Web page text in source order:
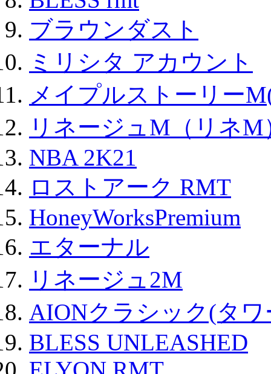
ブラウンダスト
ミリシタ アカウント
メイプルストーリー
リネージュM（リネM
NBA 2K21
ロストアーク RMT
HoneyWorksPremium
エターナル
リネージュ2M
AIONクラシック(タ
BLESS UNLEASHED